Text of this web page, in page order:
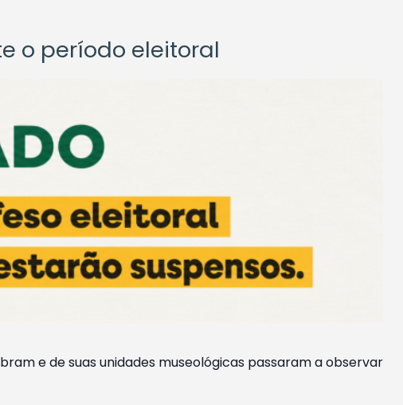
o período eleitoral
e de suas unidades museológicas passaram a observar